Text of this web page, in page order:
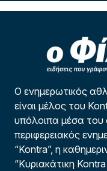
Ο ενημερωτικός
είναι μέλος του
υπόλοιπα μέσα του
περιφερειακός
“Kontra”, η
“Κυριακάτικη